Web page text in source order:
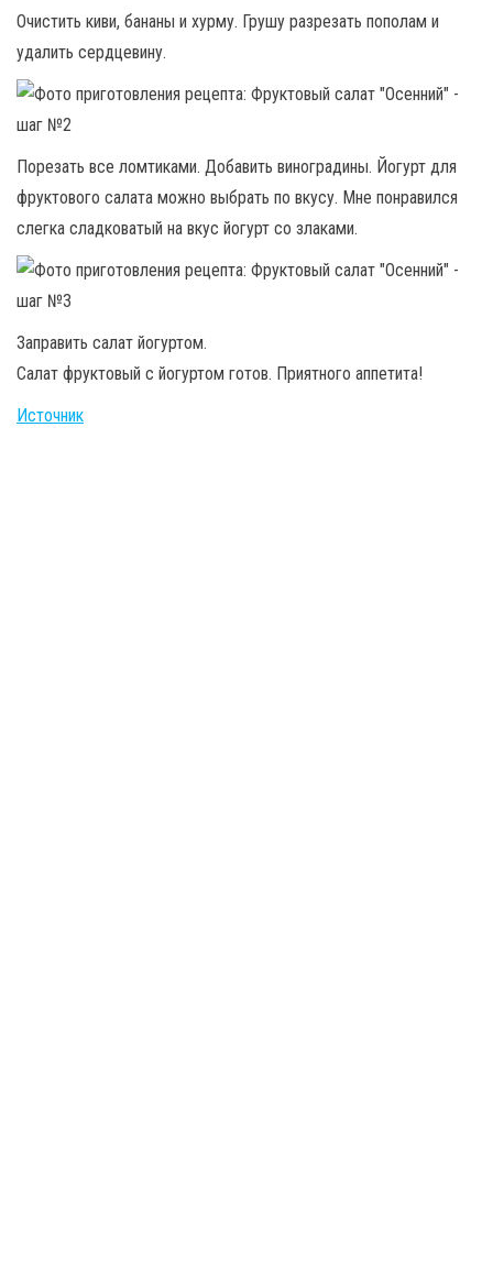
Очистить киви, бананы и хурму. Грушу разрезать пополам и
удалить сердцевину.
Порезать все ломтиками. Добавить виноградины. Йогурт для
фруктового салата можно выбрать по вкусу. Мне понравился
слегка сладковатый на вкус йогурт со злаками.
Заправить салат йогуртом.
Салат фруктовый с йогуртом готов. Приятного аппетита!
Источник